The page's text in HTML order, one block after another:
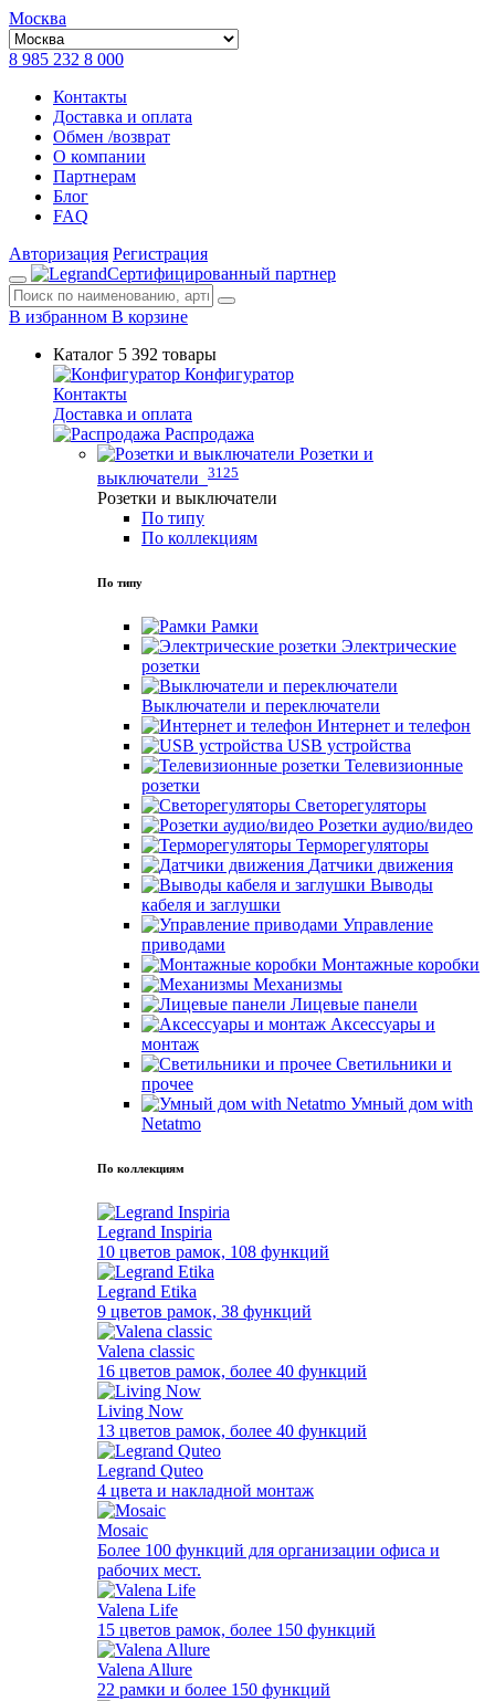
Москва
8 985 232 8 000
Контакты
Доставка и оплата
Обмен /возврат
О компании
Партнерам
Блог
FAQ
Авторизация Регистрация
Сертифицированный партнер
В избранном В корзине
Каталог 5 392 товары
Конфигуратор
Контакты
Доставка и оплата
Распродажа
Розетки и
выключатели 3125
Розетки и выключатели
По типу
По коллекциям
По типу
Рамки
Электрические
розетки
Выключатели и переключатели
Интернет и телефон
USB устройства
Телевизионные
розетки
Светорегуляторы
Розетки аудио/видео
Терморегуляторы
Датчики движения
Выводы
кабеля и заглушки
Управление
приводами
Монтажные коробки
Механизмы
Лицевые панели
Аксессуары и
монтаж
Светильники и
прочее
Умный дом with
Netatmo
По коллекциям
Legrand Inspiria
10 цветов рамок, 108 функций
Legrand Etika
9 цветов рамок, 38 функций
Valena classic
16 цветов рамок, более 40 функций
Living Now
13 цветов рамок, более 40 функций
Legrand Quteo
4 цвета и накладной монтаж
Mosaic
Более 100 функций для организации офиса и
рабочих мест.
Valena Life
15 цветов рамок, более 150 функций
Valena Allure
22 рамки и более 150 функций